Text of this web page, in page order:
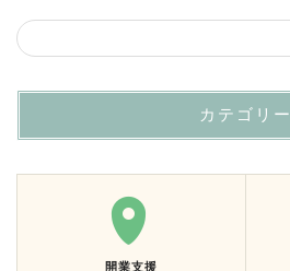
カテゴリー
開業支援